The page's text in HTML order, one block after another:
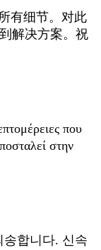
有细节。对此
解决方案。祝
που
στην
합니다. 신속